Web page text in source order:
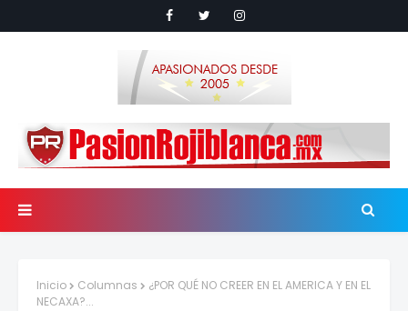
Inicio Columnas
¿POR QUÉ NO CREER EN EL AMERICA Y EN EL
NECAXA?...